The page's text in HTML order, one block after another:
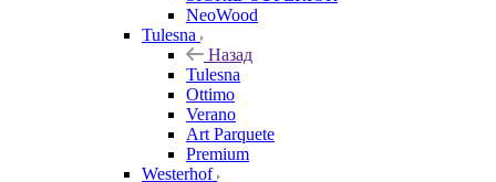
NeoWood
Tulesna
Назад
Tulesna
Ottimo
Verano
Art Parquete
Premium
Westerhof